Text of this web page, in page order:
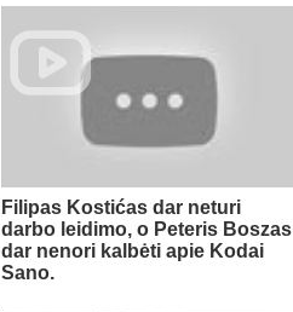
Filipas Kostićas dar neturi
darbo leidimo, o Peteris Boszas
dar nenori kalbėti apie Kodai
Sano.